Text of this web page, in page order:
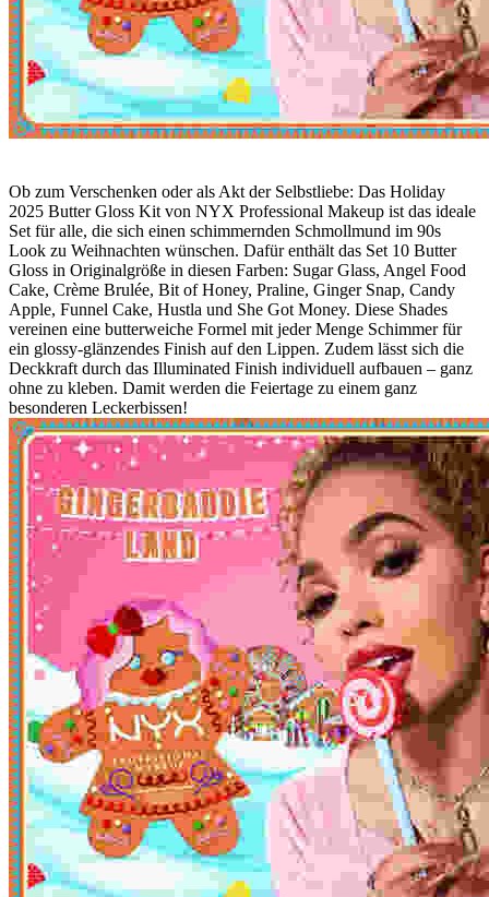
Ob zum Verschenken oder als Akt der Selbstliebe: Das Holiday
2025 Butter Gloss Kit von NYX Professional Makeup ist das ideale
Set für alle, die sich einen schimmernden Schmollmund im 90s
Look zu Weihnachten wünschen. Dafür enthält das Set 10 Butter
Gloss in Originalgröße in diesen Farben: Sugar Glass, Angel Food
Cake, Crème Brulée, Bit of Honey, Praline, Ginger Snap, Candy
Apple, Funnel Cake, Hustla und She Got Money. Diese Shades
vereinen eine butterweiche Formel mit jeder Menge Schimmer für
ein glossy-glänzendes Finish auf den Lippen. Zudem lässt sich die
Deckkraft durch das Illuminated Finish individuell aufbauen – ganz
ohne zu kleben. Damit werden die Feiertage zu einem ganz
besonderen Leckerbissen!